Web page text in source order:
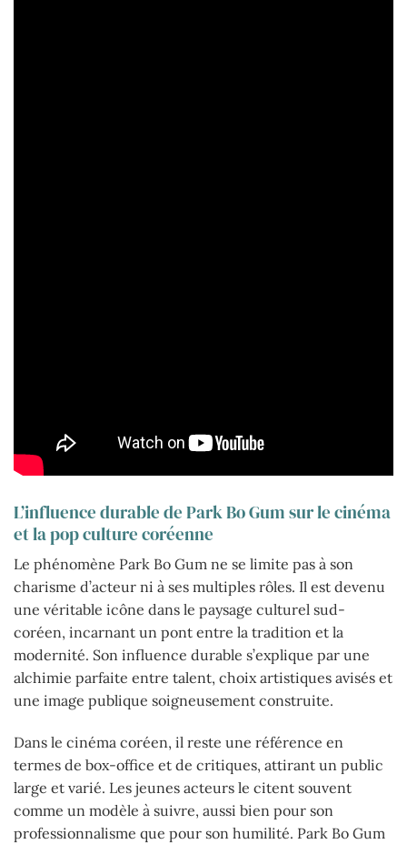
L’influence durable de Park Bo Gum sur le cinéma
et la pop culture coréenne
Le phénomène Park Bo Gum ne se limite pas à son
charisme d’acteur ni à ses multiples rôles. Il est devenu
une véritable icône dans le paysage culturel sud-
coréen, incarnant un pont entre la tradition et la
modernité. Son influence durable s’explique par une
alchimie parfaite entre talent, choix artistiques avisés et
une image publique soigneusement construite.
Dans le cinéma coréen, il reste une référence en
termes de box-office et de critiques, attirant un public
large et varié. Les jeunes acteurs le citent souvent
comme un modèle à suivre, aussi bien pour son
professionnalisme que pour son humilité. Park Bo Gum